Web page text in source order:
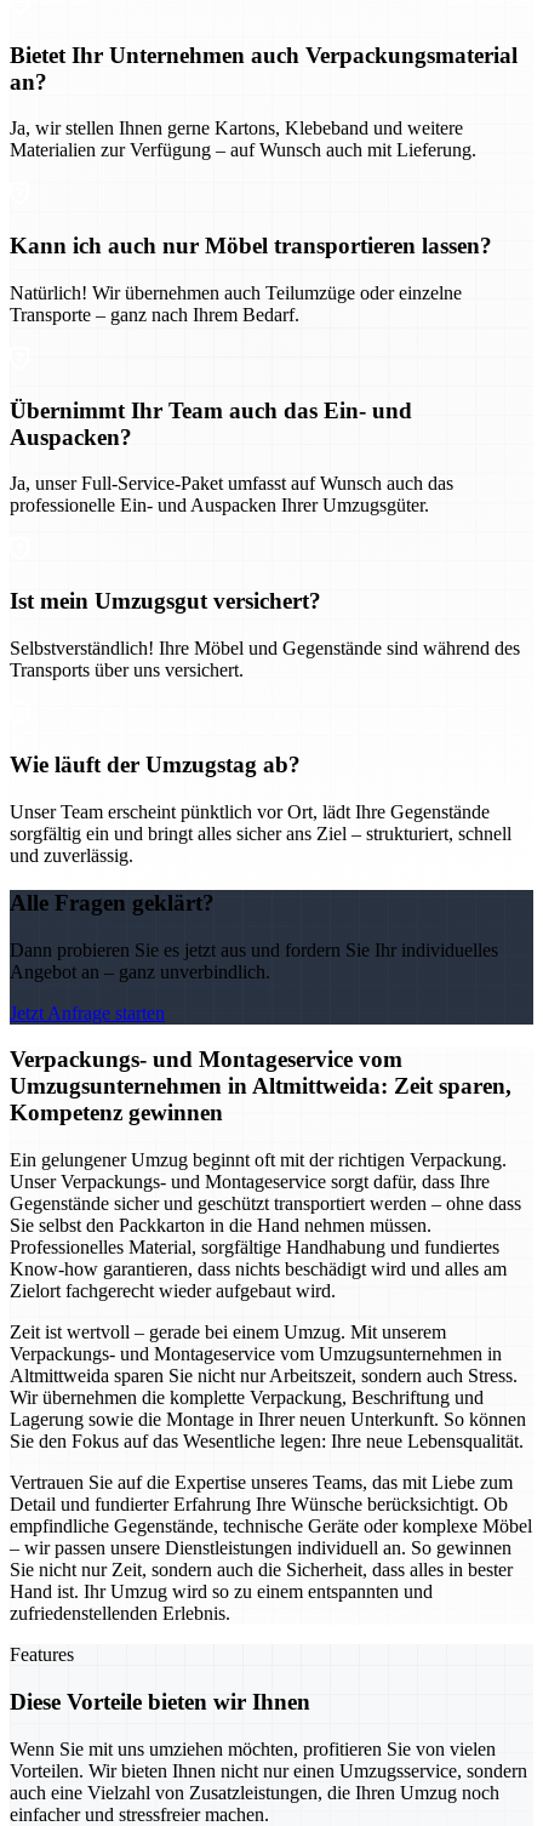
Bietet Ihr Unternehmen auch Verpackungsmaterial
an?
Ja, wir stellen Ihnen gerne Kartons, Klebeband und weitere
Materialien zur Verfügung – auf Wunsch auch mit Lieferung.
Kann ich auch nur Möbel transportieren lassen?
Natürlich! Wir übernehmen auch Teilumzüge oder einzelne
Transporte – ganz nach Ihrem Bedarf.
Übernimmt Ihr Team auch das Ein- und
Auspacken?
Ja, unser Full-Service-Paket umfasst auf Wunsch auch das
professionelle Ein- und Auspacken Ihrer Umzugsgüter.
Ist mein Umzugsgut versichert?
Selbstverständlich! Ihre Möbel und Gegenstände sind während des
Transports über uns versichert.
Wie läuft der Umzugstag ab?
Unser Team erscheint pünktlich vor Ort, lädt Ihre Gegenstände
sorgfältig ein und bringt alles sicher ans Ziel – strukturiert, schnell
und zuverlässig.
Alle Fragen geklärt?
Dann probieren Sie es jetzt aus und fordern Sie Ihr individuelles
Angebot an – ganz unverbindlich.
Jetzt Anfrage starten
Verpackungs- und Montageservice vom
Umzugsunternehmen in Altmittweida: Zeit sparen,
Kompetenz gewinnen
Ein gelungener Umzug beginnt oft mit der richtigen Verpackung.
Unser Verpackungs- und Montageservice sorgt dafür, dass Ihre
Gegenstände sicher und geschützt transportiert werden – ohne dass
Sie selbst den Packkarton in die Hand nehmen müssen.
Professionelles Material, sorgfältige Handhabung und fundiertes
Know-how garantieren, dass nichts beschädigt wird und alles am
Zielort fachgerecht wieder aufgebaut wird.
Zeit ist wertvoll – gerade bei einem Umzug. Mit unserem
Verpackungs- und Montageservice vom Umzugsunternehmen in
Altmittweida sparen Sie nicht nur Arbeitszeit, sondern auch Stress.
Wir übernehmen die komplette Verpackung, Beschriftung und
Lagerung sowie die Montage in Ihrer neuen Unterkunft. So können
Sie den Fokus auf das Wesentliche legen: Ihre neue Lebensqualität.
Vertrauen Sie auf die Expertise unseres Teams, das mit Liebe zum
Detail und fundierter Erfahrung Ihre Wünsche berücksichtigt. Ob
empfindliche Gegenstände, technische Geräte oder komplexe Möbel
– wir passen unsere Dienstleistungen individuell an. So gewinnen
Sie nicht nur Zeit, sondern auch die Sicherheit, dass alles in bester
Hand ist. Ihr Umzug wird so zu einem entspannten und
zufriedenstellenden Erlebnis.
Features
Diese Vorteile bieten wir Ihnen
Wenn Sie mit uns umziehen möchten, profitieren Sie von vielen
Vorteilen. Wir bieten Ihnen nicht nur einen Umzugsservice, sondern
auch eine Vielzahl von Zusatzleistungen, die Ihren Umzug noch
einfacher und stressfreier machen.